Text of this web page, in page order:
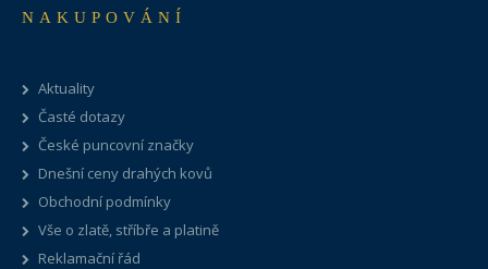
NAKUPOVÁNÍ
Aktuality
Časté dotazy
České puncovní značky
Dnešní ceny drahých kovů
Obchodní podmínky
Vše o zlatě, stříbře a platině
Reklamační řád